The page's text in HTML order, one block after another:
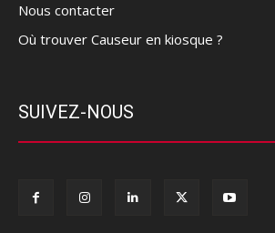
Nous contacter
Où trouver Causeur en kiosque ?
SUIVEZ-NOUS